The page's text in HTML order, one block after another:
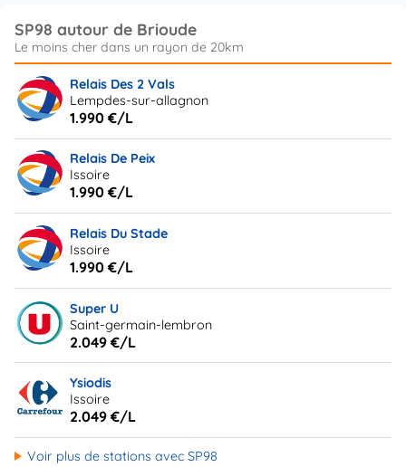
SP98 autour de Brioude
Relais Des 2 Vals
Lempdes-sur-allagnon
1.990 €/L
Relais De Peix
Issoire
1.990 €/L
Relais Du Stade
Issoire
1.990 €/L
Super U
Saint-germain-lembron
2.049 €/L
Ysiodis
Issoire
2.049 €/L
Voir plus de stations avec SP98